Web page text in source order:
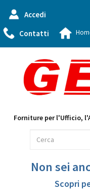
Accedi
Contatti
Forniture per l'Ufficio,
Non sei
Scopri